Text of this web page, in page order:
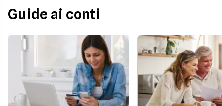
Guide ai conti